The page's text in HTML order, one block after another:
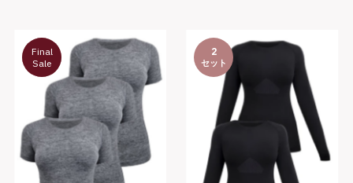
3
セット
Final
Sale
2
セット